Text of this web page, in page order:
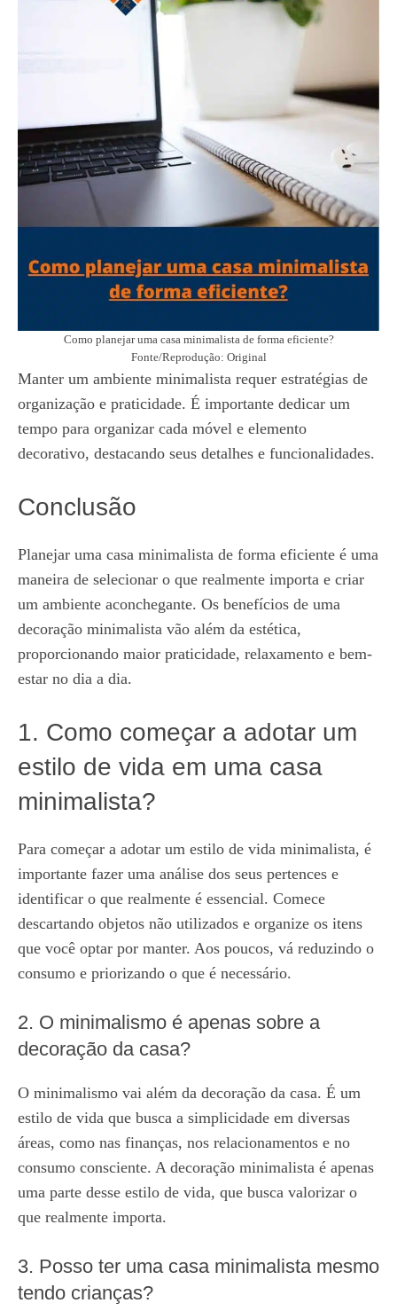
Como planejar uma casa minimalista de forma eficiente?
Fonte/Reprodução: Original
Manter um ambiente minimalista requer estratégias de
organização e praticidade. É importante dedicar um
tempo para organizar cada móvel e elemento
decorativo, destacando seus detalhes e funcionalidades.
Conclusão
Planejar uma casa minimalista de forma eficiente é uma
maneira de selecionar o que realmente importa e criar
um ambiente aconchegante. Os benefícios de uma
decoração minimalista vão além da estética,
proporcionando maior praticidade, relaxamento e bem-
estar no dia a dia.
1. Como começar a adotar um
estilo de vida em uma casa
minimalista?
Para começar a adotar um estilo de vida minimalista, é
importante fazer uma análise dos seus pertences e
identificar o que realmente é essencial. Comece
descartando objetos não utilizados e organize os itens
que você optar por manter. Aos poucos, vá reduzindo o
consumo e priorizando o que é necessário.
2. O minimalismo é apenas sobre a
decoração da casa?
O minimalismo vai além da decoração da casa. É um
estilo de vida que busca a simplicidade em diversas
áreas, como nas finanças, nos relacionamentos e no
consumo consciente. A decoração minimalista é apenas
uma parte desse estilo de vida, que busca valorizar o
que realmente importa.
3. Posso ter uma casa minimalista mesmo
tendo crianças?